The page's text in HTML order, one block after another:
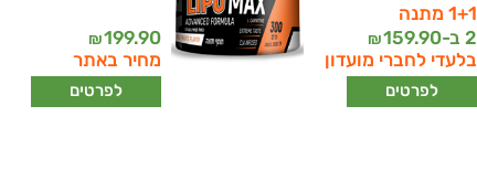
1+1 מתנה
2 ב-
159.90
₪
בלעדי לחברי מועדון
לפרטים
199.90
₪
מחיר באתר
לפרטים